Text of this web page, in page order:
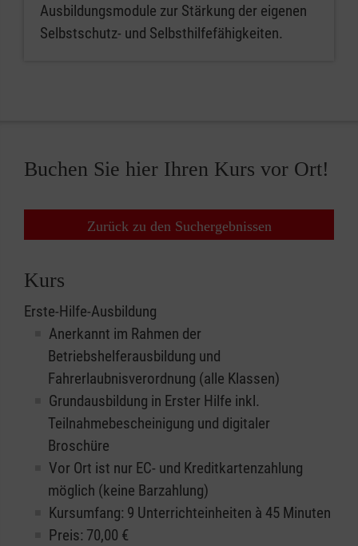
Ausbildungsmodule zur Stärkung der eigenen
Selbstschutz- und Selbsthilfefähigkeiten.
Buchen Sie hier Ihren Kurs vor Ort!
Zurück zu den Suchergebnissen
Kurs
Erste-Hilfe-Ausbildung
Anerkannt im Rahmen der
Betriebshelferausbildung und
Fahrerlaubnisverordnung (alle Klassen)
Grundausbildung in Erster Hilfe inkl.
Teilnahmebescheinigung und digitaler
Broschüre
Vor Ort ist nur EC- und Kreditkartenzahlung
möglich (keine Barzahlung)
Kursumfang: 9 Unterrichteinheiten à 45 Minuten
Preis: 70,00 €